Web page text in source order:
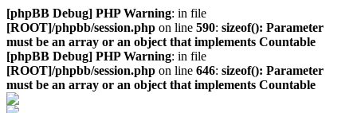
[phpBB Debug] PHP Warning: in file
[ROOT]/phpbb/session.php on line 590: sizeof(): Parameter
must be an array or an object that implements Countable
[phpBB Debug] PHP Warning: in file
[ROOT]/phpbb/session.php on line 646: sizeof(): Parameter
must be an array or an object that implements Countable